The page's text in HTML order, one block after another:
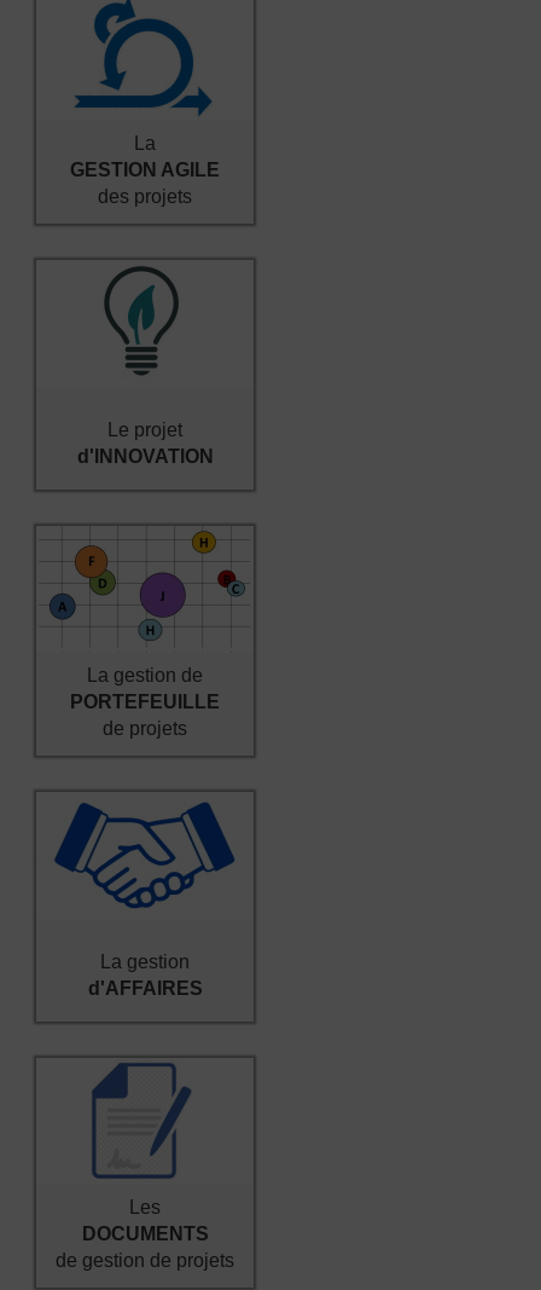
La
GESTION AGILE
des projets
Le projet
d'INNOVATION
La gestion de
PORTEFEUILLE
de projets
La gestion
d'AFFAIRES
Les
DOCUMENTS
de gestion de projets